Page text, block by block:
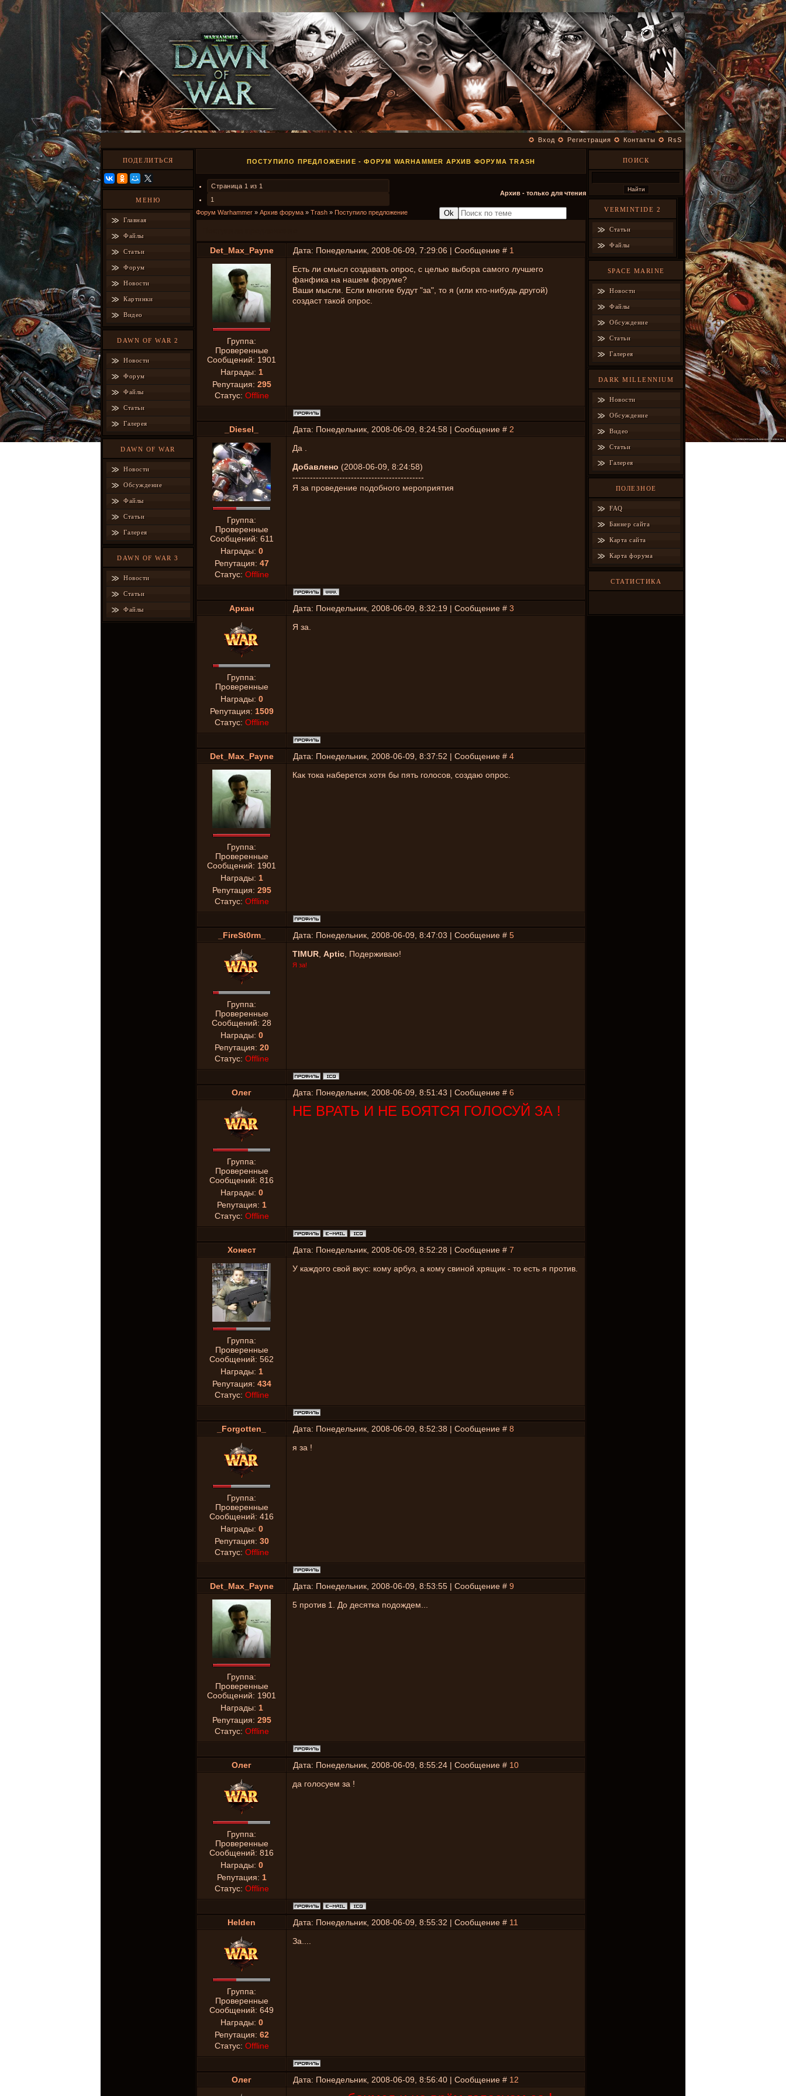
✪ Вход ✪ Регистрация ✪ Контакты ✪ RsS
ПОДЕЛИТЬСЯ
МЕНЮ
Главная
Файлы
Статьи
Форум
Новости
Картинки
Видео
DAWN OF WAR 2
Новости
Форум
Файлы
Статьи
Галерея
DAWN OF WAR
Новости
Обсуждение
Файлы
Статьи
Галерея
DAWN OF WAR 3
Новости
Статьи
Файлы
ПОСТУПИЛО ПРЕДЛОЖЕНИЕ - ФОРУМ WARHAMMER АРХИВ ФОРУМА TRASH
Страница 1 из 1
1
Архив - только для чтения
Форум Warhammer » Архив форума » Trash » Поступило предложение
Det_Max_Payne Дата: Понедельник, 2008-06-09, 7:29:06 | Сообщение # 1
Группа:
Проверенные
Сообщений: 1901
Награды: 1
Репутация: 295
Статус: Offline
Есть ли смысл создавать опрос, с целью выбора самого лучшего
фанфика на нашем форуме?
Ваши мысли. Если многие будут "за", то я (или кто-нибудь другой)
создаст такой опрос.
_Diesel_ Дата: Понедельник, 2008-06-09, 8:24:58 | Сообщение # 2
Группа:
Проверенные
Сообщений: 611
Награды: 0
Репутация: 47
Статус: Offline
Да .
Добавлено (2008-06-09, 8:24:58)
---------------------------------------------
Я за проведение подобного мероприятия
Аркан Дата: Понедельник, 2008-06-09, 8:32:19 | Сообщение # 3
Группа:
Проверенные
Награды: 0
Репутация: 1509
Статус: Offline
Я за.
Det_Max_Payne Дата: Понедельник, 2008-06-09, 8:37:52 | Сообщение # 4
Группа:
Проверенные
Сообщений: 1901
Награды: 1
Репутация: 295
Статус: Offline
Как тока наберется хотя бы пять голосов, создаю опрос.
_FireSt0rm_ Дата: Понедельник, 2008-06-09, 8:47:03 | Сообщение # 5
Группа:
Проверенные
Сообщений: 28
Награды: 0
Репутация: 20
Статус: Offline
TIMUR Aptic , Подерживаю!
Я за!
Олег Дата: Понедельник, 2008-06-09, 8:51:43 | Сообщение # 6
Группа:
Проверенные
Сообщений: 816
Награды: 0
Репутация: 1
Статус: Offline
НЕ ВРАТЬ И НЕ БОЯТСЯ ГОЛОСУЙ ЗА !
Хонест Дата: Понедельник, 2008-06-09, 8:52:28 | Сообщение # 7
Группа:
Проверенные
Сообщений: 562
Награды: 1
Репутация: 434
Статус: Offline
У каждого свой вкус: кому арбуз, а кому свиной хрящик - то есть я против.
_Forgotten_ Дата: Понедельник, 2008-06-09, 8:52:38 | Сообщение # 8
Группа:
Проверенные
Сообщений: 416
Награды: 0
Репутация: 30
Статус: Offline
я за !
Det_Max_Payne Дата: Понедельник, 2008-06-09, 8:53:55 | Сообщение # 9
Группа:
Проверенные
Сообщений: 1901
Награды: 1
Репутация: 295
Статус: Offline
5 против 1. До десятка подождем...
Олег Дата: Понедельник, 2008-06-09, 8:55:24 | Сообщение # 10
Группа:
Проверенные
Сообщений: 816
Награды: 0
Репутация: 1
Статус: Offline
да голосуем за !
Helden Дата: Понедельник, 2008-06-09, 8:55:32 | Сообщение # 11
Группа:
Проверенные
Сообщений: 649
Награды: 0
Репутация: 62
Статус: Offline
За....
Олег Дата: Понедельник, 2008-06-09, 8:56:40 | Сообщение # 12
ПОИСК
VERMINTIDE 2
Статьи
Файлы
SPACE MARINE
Новости
Файлы
Обсуждение
Статьи
Галерея
DARK MILLENNIUM
Новости
Обсуждение
Видео
Статьи
Галерея
ПОЛЕЗНОЕ
FAQ
Баннер сайта
Карта сайта
Карта форума
СТАТИСТИКА